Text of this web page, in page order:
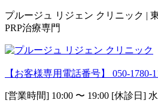
プルージュ リジェン クリニック |
PRP治療専門
【お客様専用電話番号】 050-1780-
[営業時間] 10:00 〜 19:00 [休診日]